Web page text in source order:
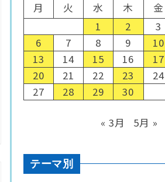
月
火 水 木 金
1
2 3
6
7 8 9 10
13
14 15 16 17
20
21 22 23 24
27
28 29 30
« 3月 5月 »
テーマ別